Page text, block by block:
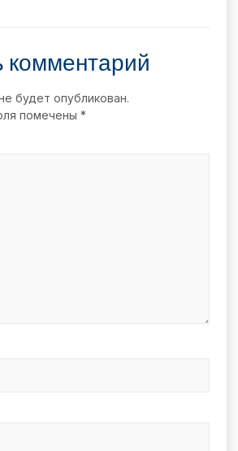
комментарий
будет опубликован.
помечены *